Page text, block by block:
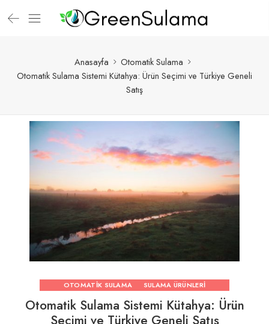
Anasayfa
Otomatik Sulama
Otomatik Sulama Sistemi Kütahya: Ürün Seçimi ve Türkiye Geneli
Satış
OTOMATIK SULAMA SULAMA ÜRÜNLERI
Otomatik Sulama Sistemi Kütahya: Ürün